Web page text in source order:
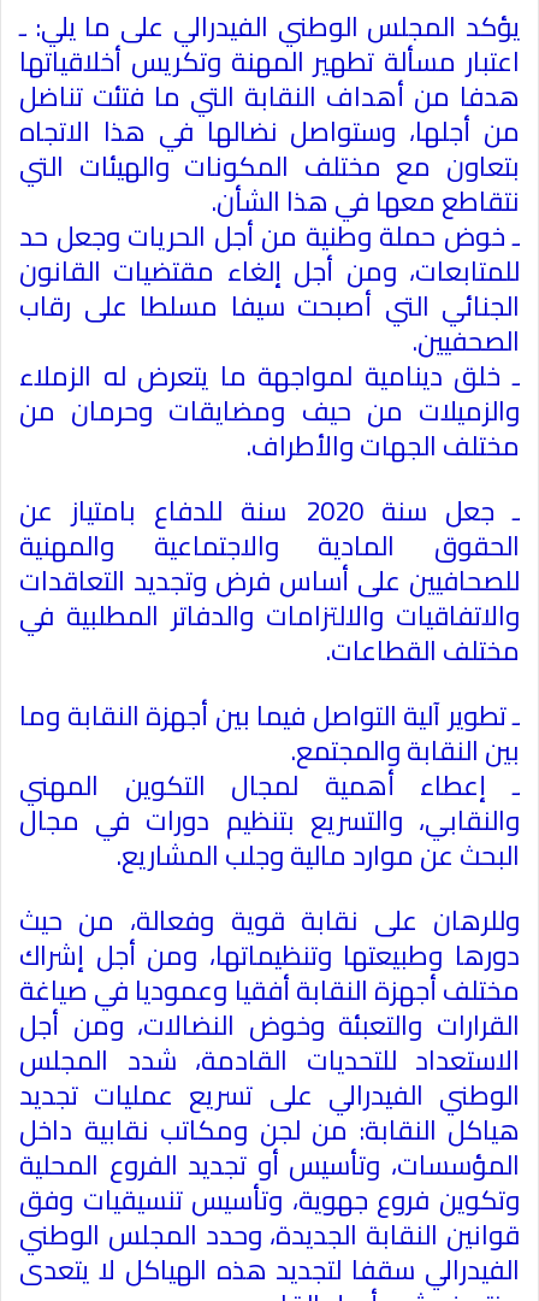
يؤكد المجلس الوطني الفيدرالي على ما يلي: ـ
اعتبار مسألة تطهير المهنة وتكريس أخلاقياتها
هدفا من أهداف النقابة التي ما فتئت تناضل
من أجلها، وستواصل نضالها في هذا الاتجاه
بتعاون مع مختلف المكونات والهيئات التي
نتقاطع معها في هذا الشأن.
ـ خوض حملة وطنية من أجل الحريات وجعل حد
للمتابعات، ومن أجل إلغاء مقتضيات القانون
الجنائي التي أصبحت سيفا مسلطا على رقاب
الصحفيين.
ـ خلق دينامية لمواجهة ما يتعرض له الزملاء
والزميلات من حيف ومضايقات وحرمان من
مختلف الجهات والأطراف.
ـ جعل سنة 2020 سنة للدفاع بامتياز عن
الحقوق المادية والاجتماعية والمهنية
للصحافيين على أساس فرض وتجديد التعاقدات
والاتفاقيات والالتزامات والدفاتر المطلبية في
مختلف القطاعات.
ـ تطوير آلية التواصل فيما بين أجهزة النقابة وما
بين النقابة والمجتمع.
ـ إعطاء أهمية لمجال التكوين المهني
والنقابي، والتسريع بتنظيم دورات في مجال
البحث عن موارد مالية وجلب المشاريع.
وللرهان على نقابة قوية وفعالة، من حيث
دورها وطبيعتها وتنظيماتها، ومن أجل إشراك
مختلف أجهزة النقابة أفقيا وعموديا في صياغة
القرارات والتعبئة وخوض النضالات، ومن أجل
الاستعداد للتحديات القادمة، شدد المجلس
الوطني الفيدرالي على تسريع عمليات تجديد
هياكل النقابة: من لجن ومكاتب نقابية داخل
المؤسسات، وتأسيس أو تجديد الفروع المحلية
وتكوين فروع جهوية، وتأسيس تنسيقيات وفق
قوانين النقابة الجديدة، وحدد المجلس الوطني
الفيدرالي سقفا لتجديد هذه الهياكل لا يتعدى